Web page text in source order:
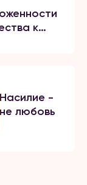
к
Насилие -
не любовь